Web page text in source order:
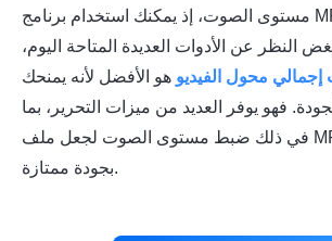
مستوى الصوت، إذ يمكنك استخدام برنامج MP3 Louder لرفع
عن الأدوات العديدة المتاحة اليوم،
هو الأفضل لأنه يمنحك
فهو يوفر العديد من ميزات التحرير، بما
في ذلك ضبط مستوى الصوت لجعل ملف MP3 الخاص بك أعلى
بجودة ممتازة.